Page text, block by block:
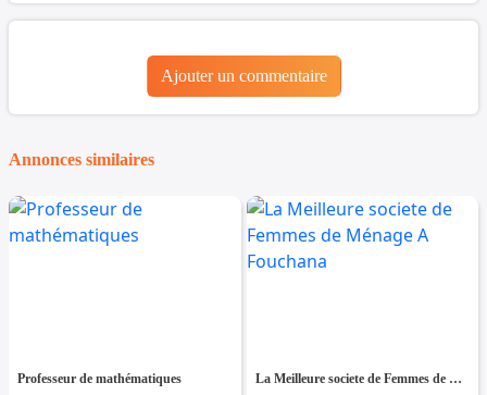
Ajouter un commentaire
Annonces similaires
Professeur de mathématiques La Meilleure societe de Femmes de Ménage A Fouchana